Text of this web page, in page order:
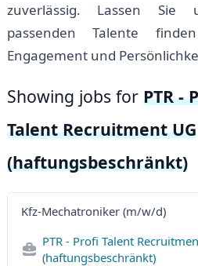
zuverlässig. Lassen Sie
passenden Talente
Engagement und
Showing jobs for PTR -
Talent Recruitment UG
(haftungsbeschränkt)
Kfz-Mechatroniker (m/w/d)
PTR - Profi Talent
(haftungsbeschränkt)